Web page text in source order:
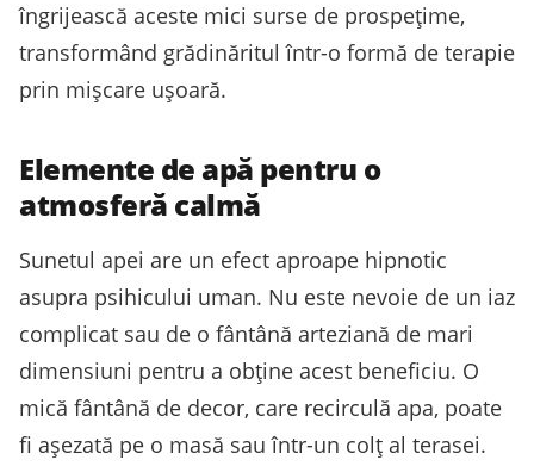
îngrijească aceste mici surse de prospețime,
transformând grădinăritul într-o formă de terapie
prin mișcare ușoară.
Elemente de apă pentru o
atmosferă calmă
Sunetul apei are un efect aproape hipnotic
asupra psihicului uman. Nu este nevoie de un iaz
complicat sau de o fântână arteziană de mari
dimensiuni pentru a obține acest beneficiu. O
mică fântână de decor, care recirculă apa, poate
fi așezată pe o masă sau într-un colț al terasei.